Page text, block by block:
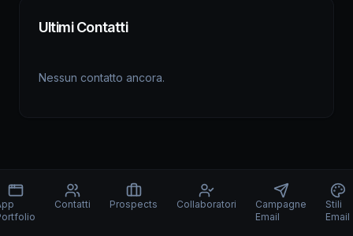
Contatti Prospects Collaboratori
Campagne
Email
Stili
Email
Ultimi Contatti
Nessun contatto ancora.